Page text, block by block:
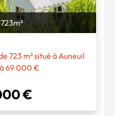
723m²
723 m² situé à Auneuil
69 000 €
€